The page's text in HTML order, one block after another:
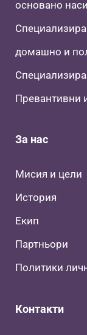
основано
домашно и
Превантивни
За нас
Мисия и цели
История
Екип
Партньори
Политики
Контакти